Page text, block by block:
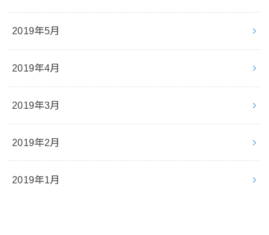
2019年5月
2019年4月
2019年3月
2019年2月
2019年1月